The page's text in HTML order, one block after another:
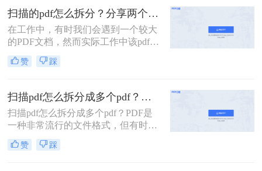
分割成更小的单元，以便于管理、分
享或编辑。那么PDF拆分怎么操作
呢？本文将为您介绍几种常见的PDF
拆分方法，帮助您轻松完成这项任
务。
扫描的pdf怎么拆分？分享两个实用拆分的方法！
在工作中，有时我们会遇到一个较大
的PDF文档，然而实际工作中该pdf文
档的内容是分模块处理的。这时我们
就可以使用PDF拆分功能，将整个
文档，方便工作中文档的传输处理和
重要内容的查找。下面我们就将介绍
扫描的pdf怎么拆分方法，希望能给读
者的工作带来方便。
赞 踩
扫描pdf怎么拆分成多个pdf？这三种PDF拆分方法轻松搞定！
扫描pdf怎么拆分成多个pdf？PDF是
一种非常流行的文件格式，但有时候
我们需要将一个大的PDF文件拆分成
多个小的文件，以便于管理和分享。
赞 踩